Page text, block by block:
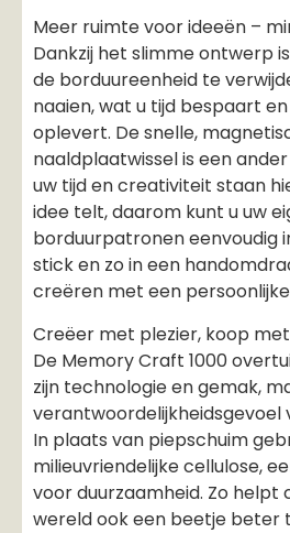
Meer ruimte voor ideeën –
Dankzij het slimme ontwerp
de borduureenheid te
naaien, wat u tijd bespaart
oplevert. De snelle,
naaldplaatwissel is een
uw tijd en creativiteit staan
idee telt, daarom kunt u uw
borduurpatronen eenvoudig
stick en zo in een
creëren met een
Creëer met plezier, koop
De Memory Craft 1000
zijn technologie en gemak,
verantwoordelijkheidsgevoel
In plaats van piepschuim
milieuvriendelijke cellulose,
voor duurzaamheid. Zo
wereld ook een beetje beter